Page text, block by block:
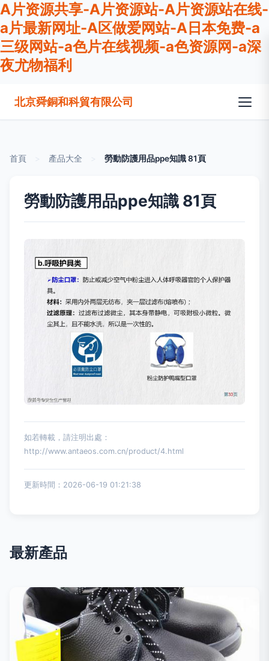
A片资源共享-A片资源站-A片资源站在线-
a片最新网址-A区做爱网站-A日本免费-a
三级网站-a色片在线视频-a色资源网-a深
夜尤物福利
北京舜銅和科貿有限公司
首頁 產品大全 勞動防護用品ppe知識 81頁
勞動防護用品ppe知識 81頁
如若轉載，請注明出處：
http://www.antaeos.com.cn/product/4.html
更新時間：2026-06-19 01:21:38
最新產品